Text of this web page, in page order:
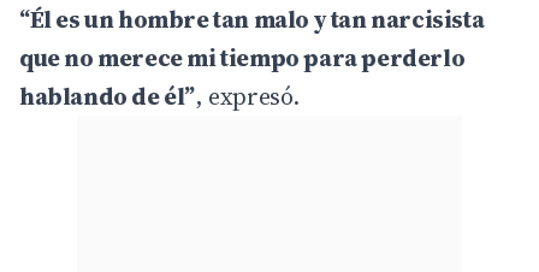
“Él es un hombre tan malo y tan narcisista
que no merece mi tiempo para perderlo
hablando de él”, expresó.